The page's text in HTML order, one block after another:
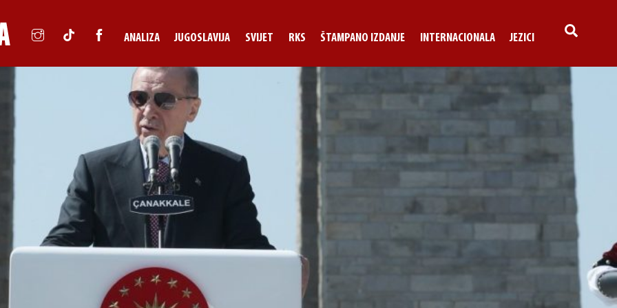
ANALIZA JUGOSLAVIJA SVIJET RKS ŠTAMPANO IZDANJE INTERNACIONALA JEZICI